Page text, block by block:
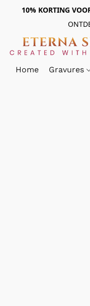
10% KORTING
Home Gravures